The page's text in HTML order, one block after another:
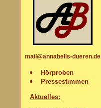
mail@annabells-dueren.de
Hörproben
Pressestimmen
Aktuelles: